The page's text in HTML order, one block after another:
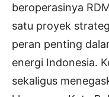
beroperasinya
satu proyek
peran penting
energi Indonesia.
sekaligus